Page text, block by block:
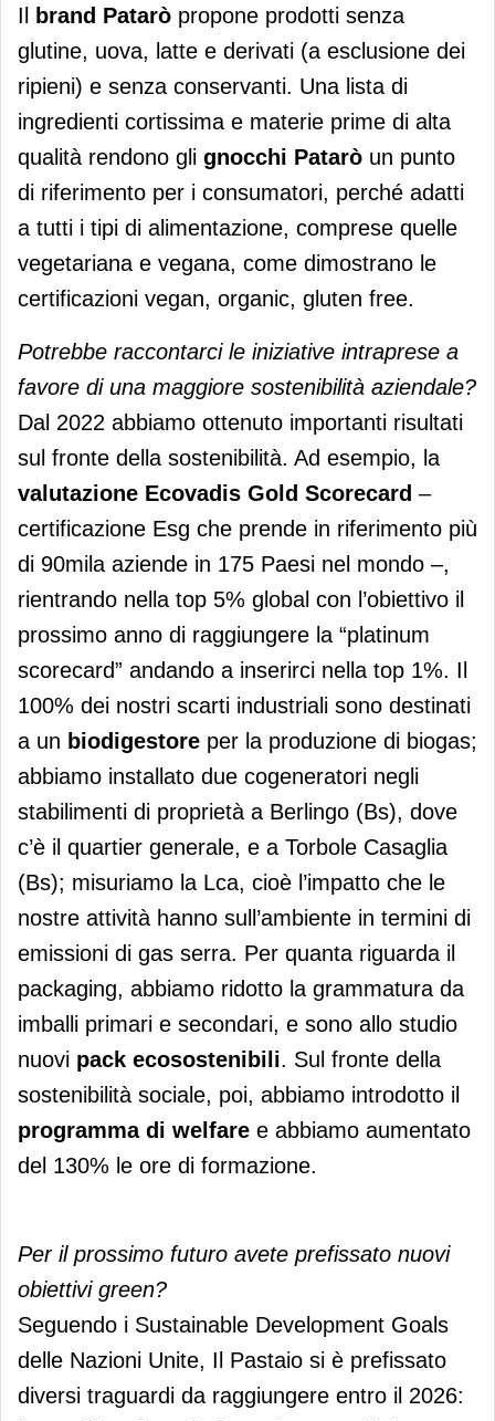
Il brand Patarò propone prodotti senza
glutine, uova, latte e derivati (a esclusione dei
ripieni) e senza conservanti. Una lista di
ingredienti cortissima e materie prime di alta
qualità rendono gli gnocchi Patarò un punto
di riferimento per i consumatori, perché adatti
a tutti i tipi di alimenta­zione, comprese quelle
vegetariana e vegana, come dimostrano le
certificazioni vegan, organic, gluten free.
Potrebbe raccontarci le iniziative intraprese a
favore di una maggiore sostenibilità aziendale?
Dal 2022 abbiamo ottenuto importanti risultati
sul fronte della sostenibilità. Ad esempio, la
valutazione Ecovadis Gold Scorecard –
certificazione Esg che prende in riferimento più
di 90mila aziende in 175 Paesi nel mondo –,
rientrando nella top 5% global con l’obiettivo il
prossimo anno di raggiungere la “platinum
scorecard” andando a inserirci nella top 1%. Il
100% dei nostri scarti industriali sono destinati
a un biodigestore per la produzione di biogas;
abbiamo installato due cogeneratori negli
stabilimenti di proprietà a Berlingo (Bs), dove
c’è il quartier generale, e a Torbole Casaglia
(Bs); misuriamo la Lca, cioè l’impatto che le
nostre attività hanno sull’ambiente in termini di
emissioni di gas serra. Per quanta riguarda il
packaging, abbiamo ridotto la grammatura da
imballi primari e secondari, e sono allo studio
nuovi pack ecosostenibili. Sul fronte della
sostenibilità sociale, poi, abbiamo introdotto il
programma di welfare e abbiamo aumentato
del 130% le ore di formazione.
Per il prossimo futuro avete prefissato nuovi
obiettivi green?
Seguendo i Sustainable Development Goals
delle Nazioni Unite, Il Pastaio si è prefissato
diversi traguardi da raggiungere entro il 2026: